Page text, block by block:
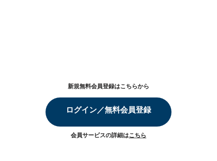
新規無料会員登録はこちらから
ログイン／無料会員登録
会員サービスの詳細はこちら